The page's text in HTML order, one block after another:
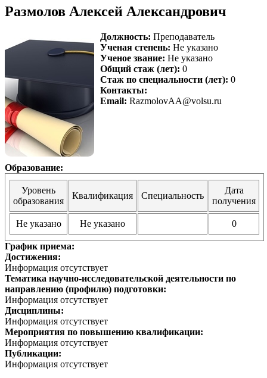
Размолов Алексей Александрович
Должность: Преподаватель
Ученая степень: Не указано
Ученое звание: Не указано
Общий стаж (лет): 0
Стаж по специальности (лет): 0
Контакты:
Email: RazmolovAA@volsu.ru
Образование:
Уровень
образования
Квалификация Специальность
Дата
получения
Не указано Не указано 0
График приема:
Достижения:
Информация отсутствует
Тематика научно-исследовательской деятельности по
направлению (профилю) подготовки:
Информация отсутствует
Дисциплины:
Информация отсутствует
Мероприятия по повышению квалификации:
Информация отсутствует
Публикации:
Информация отсутствует